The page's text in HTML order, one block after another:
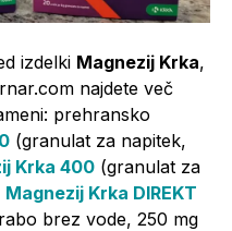
izdelki Magnezij Krka,
najdete več
prehransko
(granulat za napitek,
Krka 400 (granulat za
Magnezij Krka DIREKT
brez vode, 250 mg